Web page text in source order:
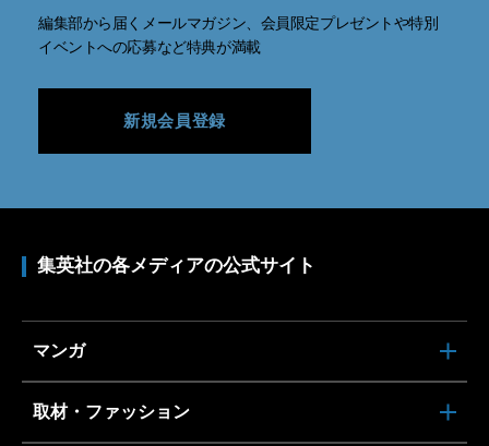
編集部から届くメールマガジン、会員限定プレゼントや特別
イベントへの応募など特典が満載
新規会員登録
集英社の各メディアの公式サイト
マンガ
取材・ファッション